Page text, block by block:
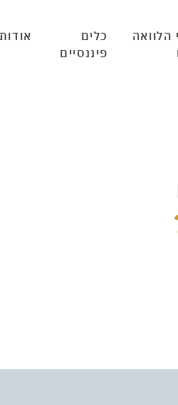
הלוואה
כלים
פיננסיים